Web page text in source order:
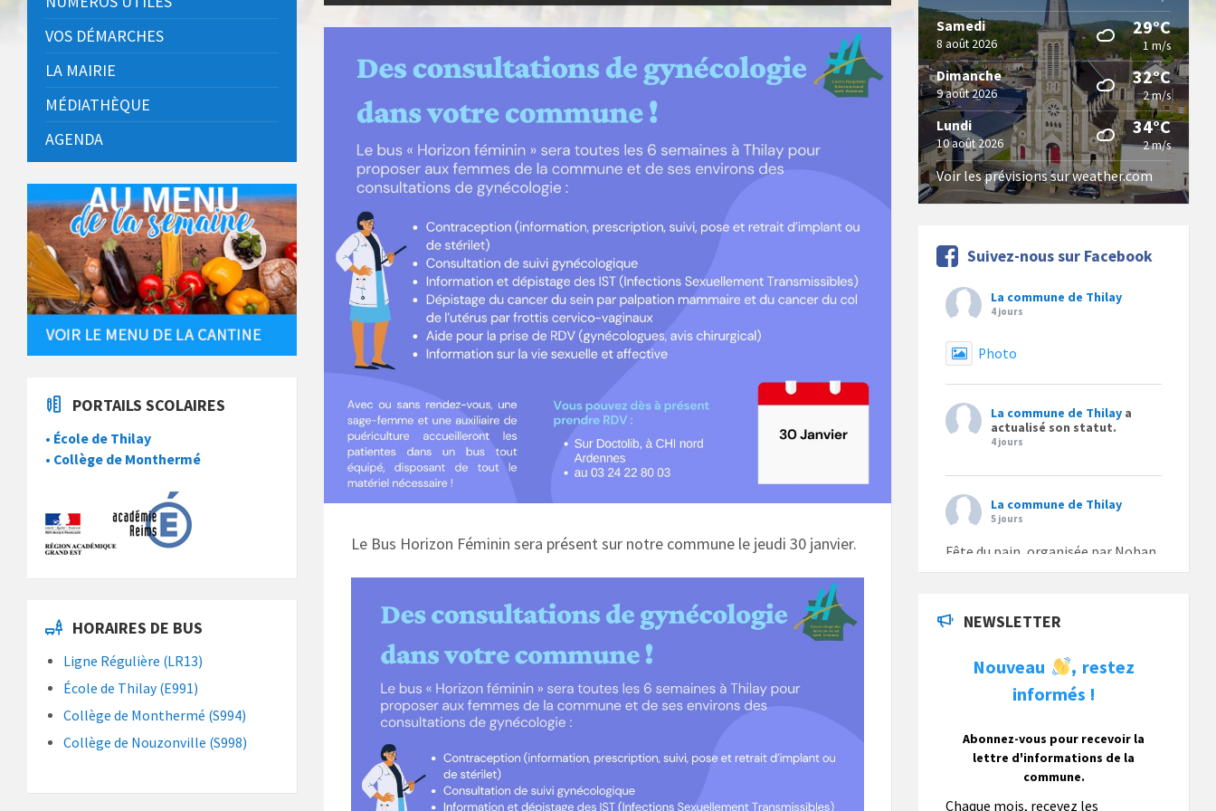
Le Bus Horizon Féminin sera présent sur notre commune le jeudi 30 janvier.
VOS DÉMARCHES
LA MAIRIE
MÉDIATHÈQUE
AGENDA
PORTAILS SCOLAIRES
• École de Thilay
• Collège de Monthermé
HORAIRES DE BUS
Ligne Régulière (LR13)
École de Thilay (E991)
Collège de Monthermé (S994)
Collège de Nouzonville (S998)
Samedi
8 août 2026
29°C
1 m/s
Dimanche
9 août 2026
32°C
2 m/s
Lundi
10 août 2026
34°C
2 m/s
Voir les prévisions sur weather.com
Suivez-nous sur Facebook
La commune de Thilay
4 jours
Photo
La commune de Thilay a
actualisé son statut.
4 jours
La commune de Thilay
5 jours
Fête du pain, organisée par Nohan
Loisirs dimanche 9 août.
1 semaine
La commune de Thilay souhaite
également les visiteurs à son
bulletin municipal annuel en
organisant un concours photo
gratuit OUVERT À TOUS.
Vous pouvez envoyer vos photo
NEWSLETTER
Nouveau , restez
informés !
Abonnez-vous pour recevoir la
lettre d'informations de la
commune.
Chaque mois, recevez les